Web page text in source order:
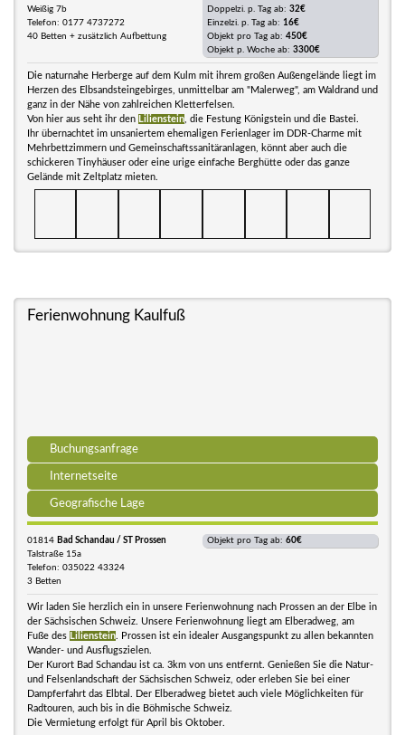
Weißig 7b
Telefon: 0177 4737272
40 Betten + zusätzlich Aufbettung
Doppelzi. p. Tag ab: 32€
Einzelzi. p. Tag ab: 16€
Objekt pro Tag ab: 450€
Objekt p. Woche ab: 3300€
Die naturnahe Herberge auf dem Kulm mit ihrem großen Außengelände liegt im
Herzen des Elbsandsteingebirges, unmittelbar am "Malerweg", am Waldrand und
ganz in der Nähe von zahlreichen Kletterfelsen.
Von hier aus seht ihr den Lilienstein , die Festung Königstein und die Bastei.
Ihr übernachtet im unsaniertem ehemaligen Ferienlager im DDR-Charme mit
Mehrbettzimmern und Gemeinschaftssanitäranlagen, könnt aber auch die
schickeren Tinyhäuser oder eine urige einfache Berghütte oder das ganze
Gelände mit Zeltplatz mieten.
Ferienwohnung Kaulfuß
Buchungsanfrage
Internetseite
Geografische Lage
01814 Bad Schandau / ST Prossen
Talstraße 15a
Telefon: 035022 43324
3 Betten
Objekt pro Tag ab: 60€
Wir laden Sie herzlich ein in unsere Ferienwohnung nach Prossen an der Elbe in
der Sächsischen Schweiz. Unsere Ferienwohnung liegt am Elberadweg, am
Fuße des Lilienstein . Prossen ist ein idealer Ausgangspunkt zu allen bekannten
Wander- und Ausflugszielen.
Der Kurort Bad Schandau ist ca. 3km von uns entfernt. Genießen Sie die Natur-
und Felsenlandschaft der Sächsischen Schweiz, oder erleben Sie bei einer
Dampferfahrt das Elbtal. Der Elberadweg bietet auch viele Möglichkeiten für
Radtouren, auch bis in die Böhmische Schweiz.
Die Vermietung erfolgt für April bis Oktober.